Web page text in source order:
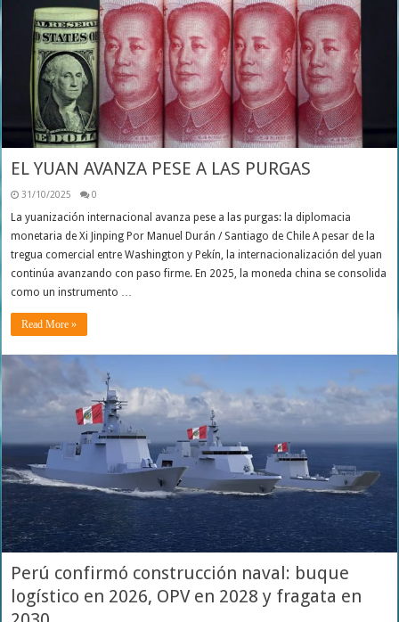
EL YUAN AVANZA PESE A LAS PURGAS
31/10/2025 0
La yuanización internacional avanza pese a las purgas: la diplomacia
monetaria de Xi Jinping Por Manuel Durán / Santiago de Chile A pesar de la
tregua comercial entre Washington y Pekín, la internacionalización del yuan
continúa avanzando con paso firme. En 2025, la moneda china se consolida
como un instrumento …
Read More »
Perú confirmó construcción naval: buque
logístico en 2026, OPV en 2028 y fragata en